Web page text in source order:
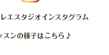
エスタジオインスタグラム
スンの様子はこちら♪